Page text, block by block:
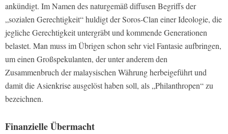
ankündigt. Im Namen des naturgemäß diffusen Begriffs der
„sozialen Gerechtigkeit“ huldigt der Soros-Clan einer Ideologie, die
jegliche Gerechtigkeit untergräbt und kommende Generationen
belastet. Man muss im Übrigen schon sehr viel Fantasie aufbringen,
um einen Großspekulanten, der unter anderem den
Zusammenbruch der malaysischen Währung herbeigeführt und
damit die Asienkrise ausgelöst haben soll, als „Philanthropen“ zu
bezeichnen.
Finanzielle Übermacht